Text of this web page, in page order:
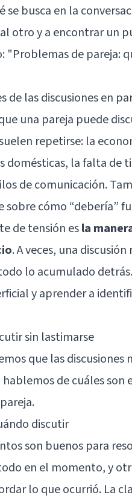
se busca en la
otro y a encontrar un
"Problemas de pareja:
de las discusiones en
una pareja puede
repetirse: la
domésticas, la falta de
de comunicación.
sobre cómo “debería”
de tensión esla
. A veces, una
lo acumulado
y aprender a
sin lastimarse
que las
de cuáles son
discutir
son buenos para
en el momento, y
lo que ocurrió. La